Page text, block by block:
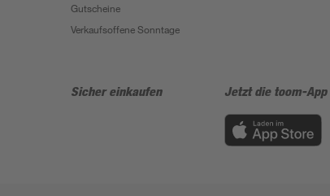
Gutscheine
Verkaufsoffene Sonntage
Sicher einkaufen Jetzt die toom-